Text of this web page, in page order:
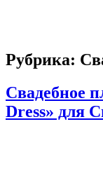
Рубрика:
Свадебное
Dress» для